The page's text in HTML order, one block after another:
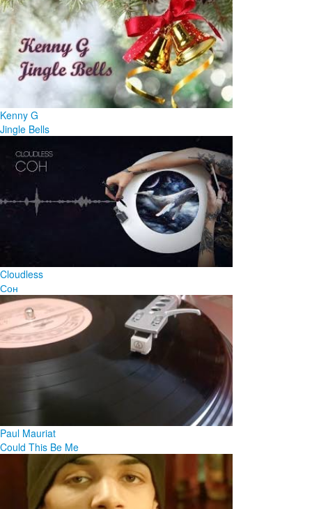
Kenny G
Jingle Bells
Cloudless
Сон
Paul Mauriat
Could This Be Me